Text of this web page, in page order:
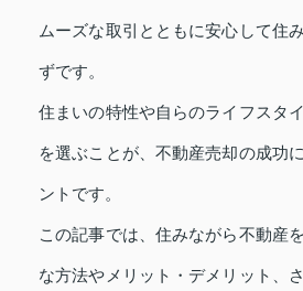
ムーズな取引とともに安心して住
ずです。
住まいの特性や自らのライフスタ
を選ぶことが、不動産売却の成功
ントです。
この記事では、住みながら不動産
な方法やメリット・デメリット、